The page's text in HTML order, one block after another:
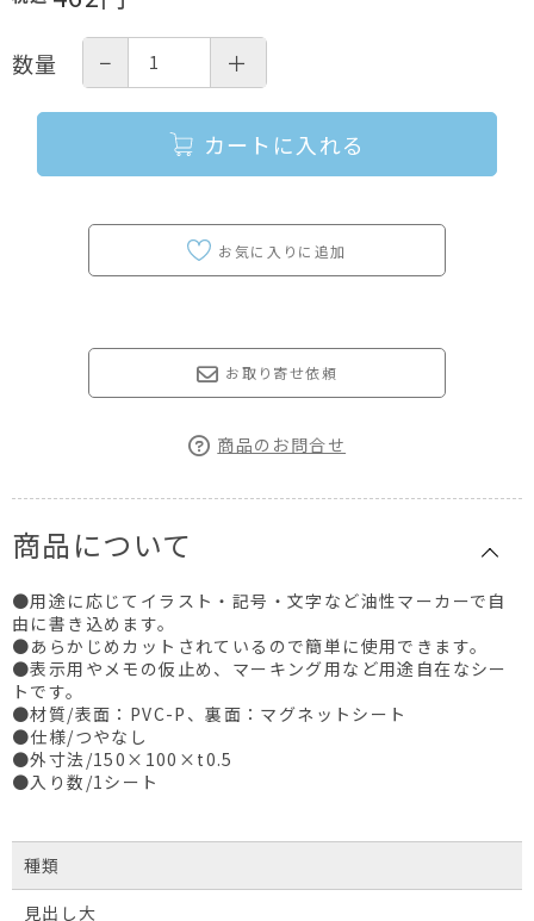
数量 − ＋
カートに入れる
お取り寄せ依頼
商品のお問合せ
商品について
●用途に応じてイラスト・記号・文字など油性マーカーで自
由に書き込めます。
●あらかじめカットされているので簡単に使用できます。
●表示用やメモの仮止め、マーキング用など用途自在なシー
トです。
●材質/表面：PVC-P、裏面：マグネットシート
●仕様/つやなし
●外寸法/150×100×t0.5
●入り数/1シート
種類
見出し大